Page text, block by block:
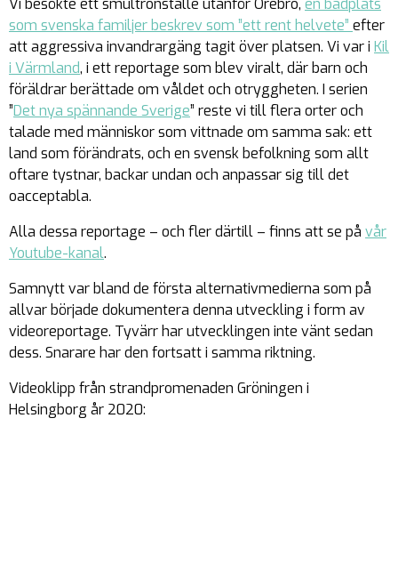
Vi besökte ett smultronställe utanför Örebro, en badplats
som svenska familjer beskrev som ”ett rent helvete” efter
att aggressiva invandrargäng tagit över platsen. Vi var i Kil
i Värmland, i ett reportage som blev viralt, där barn och
föräldrar berättade om våldet och otryggheten. I serien
”Det nya spännande Sverige” reste vi till flera orter och
talade med människor som vittnade om samma sak: ett
land som förändrats, och en svensk befolkning som allt
oftare tystnar, backar undan och anpassar sig till det
oacceptabla.
Alla dessa reportage – och fler därtill – finns att se på vår
Youtube-kanal.
Samnytt var bland de första alternativmedierna som på
allvar började dokumentera denna utveckling i form av
videoreportage. Tyvärr har utvecklingen inte vänt sedan
dess. Snarare har den fortsatt i samma riktning.
Videoklipp från strandpromenaden Gröningen i
Helsingborg år 2020: